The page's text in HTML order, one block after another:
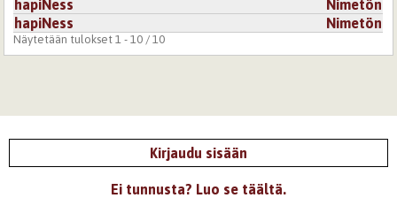
hapiNess
Nimetön
hapiNess
Nimetön
Näytetään tulokset 1 - 10 / 10
Kirjaudu sisään
Ei tunnusta? Luo se täältä.